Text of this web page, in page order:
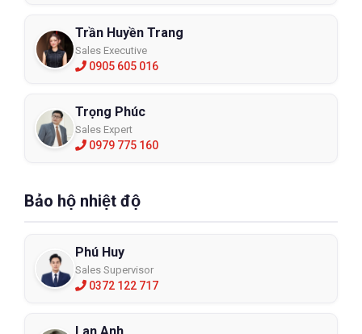
Trần Huyền Trang
Sales Executive
0905 605 016
Trọng Phúc
Sales Expert
0979 775 160
Bảo hộ nhiệt độ
Phú Huy
Sales Supervisor
0372 122 717